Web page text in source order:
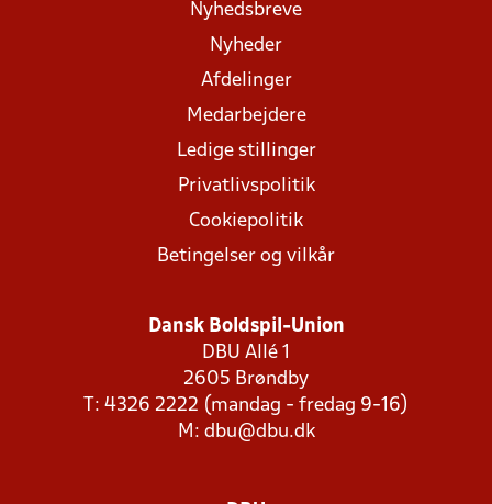
Nyhedsbreve
Nyheder
Afdelinger
Medarbejdere
Ledige stillinger
Privatlivspolitik
Cookiepolitik
Betingelser og vilkår
Dansk Boldspil-Union
DBU Allé 1
2605 Brøndby
T: 4326 2222 (mandag - fredag 9-16)
M: dbu@dbu.dk